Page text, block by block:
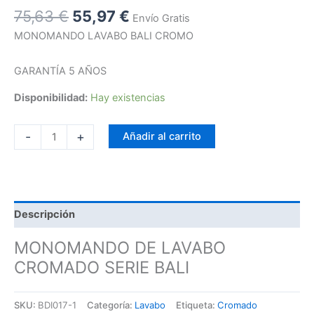
75,63€ 55,97 € Envío Gratis
MONOMANDO LAVABO BALI CROMO
GARANTÍA 5 AÑOS
Disponibilidad: Hay existencias
- + Añadir al carrito
Descripción
MONOMANDO DE LAVABO
CROMADO SERIE BALI
SKU: BDI017-1 Categoría: Lavabo Etiqueta: Cromado